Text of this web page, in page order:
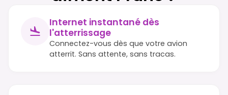
Internet instantané dès
l'atterrissage
Connectez-vous dès que votre avion
atterrit. Sans attente, sans tracas.